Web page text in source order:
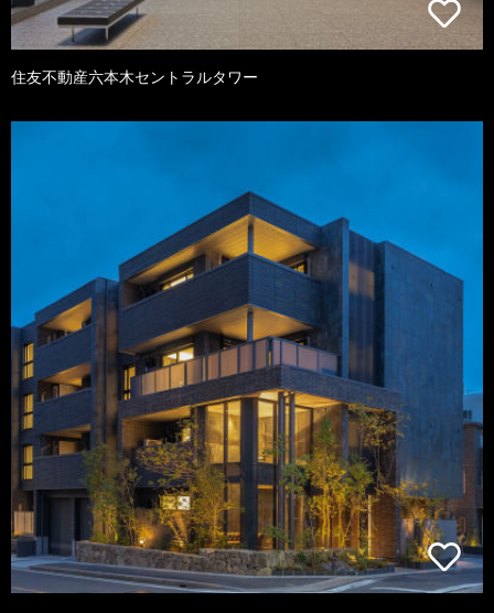
住友不動産六本木セントラルタワー